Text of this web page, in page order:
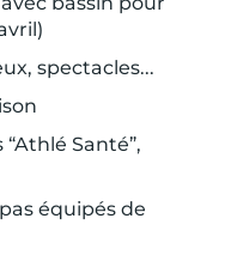
spectacles...
Santé”,
équipés de